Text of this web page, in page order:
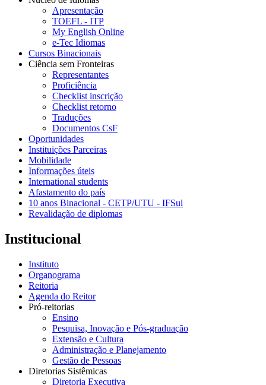
Apresentação
TOEFL - ITP
My English Online
e-Tec Idiomas
Cursos Binacionais
Ciência sem Fronteiras
Representantes
Proficiência
Checklist inscrição
Checklist retorno
Traduções
Documentos CsF
Oportunidades
Instituições Parceiras
Mobilidade
Informações úteis
International students
Afastamento do país
10 anos Binacional - CETP/UTU - IFSul
Revalidação de diplomas
Institucional
Instituto
Organograma
Reitoria
Agenda do Reitor
Pró-reitorias
Ensino
Pesquisa, Inovação e Pós-graduação
Extensão e Cultura
Administração e Planejamento
Gestão de Pessoas
Diretorias Sistêmicas
Diretoria Executiva